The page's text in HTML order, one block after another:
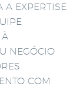
A EXPERTISE
NEGÓCIO
COM